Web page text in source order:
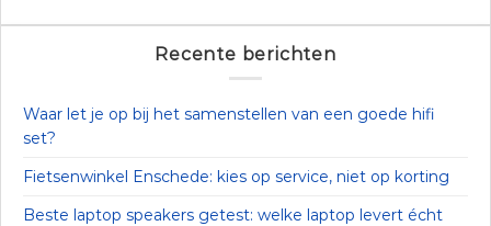
Recente berichten
Waar let je op bij het samenstellen van een goede hifi
set?
Fietsenwinkel Enschede: kies op service, niet op korting
Beste laptop speakers getest: welke laptop levert écht